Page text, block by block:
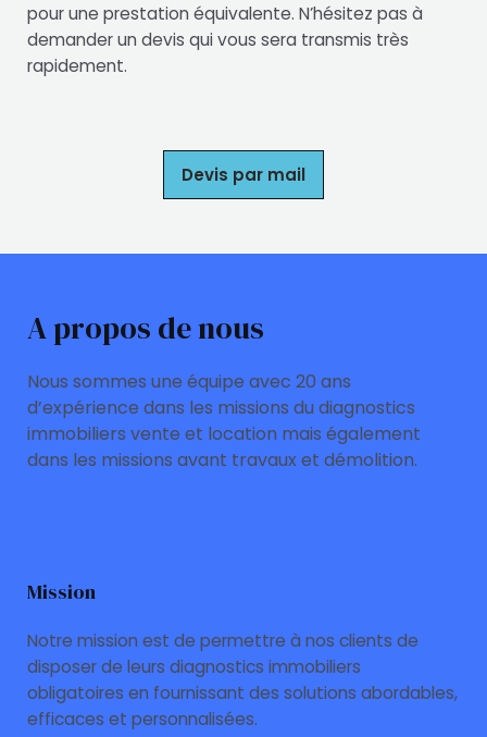
pour une prestation équivalente. N’hésitez pas à
demander un devis qui vous sera transmis très
rapidement.
Devis par mail
A propos de nous
Nous sommes une équipe avec 20 ans
d’expérience dans les missions du diagnostics
immobiliers vente et location mais également
dans les missions avant travaux et démolition.
Mission
Notre mission est de permettre à nos clients de
disposer de leurs diagnostics immobiliers
obligatoires en fournissant des solutions abordables,
efficaces et personnalisées.